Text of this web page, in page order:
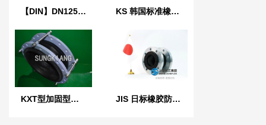
【DIN】DN125单球德标橡胶膨胀节 KS 韩国标准橡胶防震接头
KXT型加固型橡胶软接头 JIS 日标橡胶防震接头